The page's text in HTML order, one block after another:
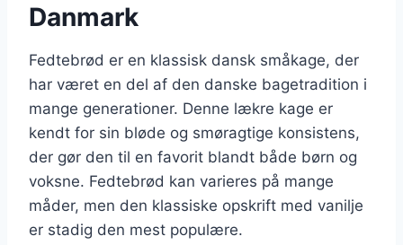
Danmark
Fedtebrød er en klassisk dansk småkage, der
har været en del af den danske bagetradition i
mange generationer. Denne lækre kage er
kendt for sin bløde og smøragtige konsistens,
der gør den til en favorit blandt både børn og
voksne. Fedtebrød kan varieres på mange
måder, men den klassiske opskrift med vanilje
er stadig den mest populære.